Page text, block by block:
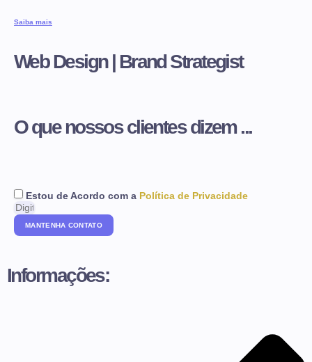
Saiba mais
Web Design | Brand Strategist
O que nossos clientes dizem ...
Estou de Acordo com a Política de Privacidade
MANTENHA CONTATO
Informações: